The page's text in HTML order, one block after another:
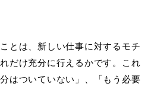
とは、新しい仕事に対するモチ
だけ充分に行えるかです。これ
はついていない」、「もう必要